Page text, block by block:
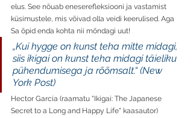
elus. See nõuab eneserefleksiooni ja vastamist
küsimustele, mis võivad olla veidi keerulised. Aga
Sa õpid enda kohta nii mõndagi uut!
„Kui hygge on kunst teha mitte midagi,
siis ikigai on kunst teha midagi täieliku
pühendumisega ja rõõmsalt.“ (New
York Post)
Hector Garcia (raamatu "Ikigai: The Japanese
Secret to a Long and Happy Life" kaasautor)